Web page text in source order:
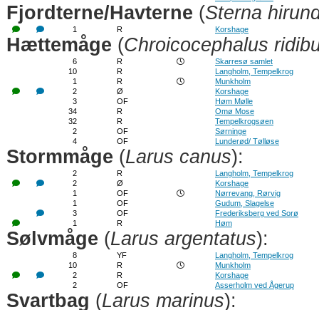
Fjordterne/Havterne (Sterna
1 R Korshage
Hættemåge (Chroicocephalus
6 R
Skarresø samlet
10
R
Langholm, Tempelkrog
1
R
Munkholm
2
Ø
Korshage
3
OF
Høm Mølle
34
R
Omø Mose
32
R
Tempelkrogsøen
2
OF
Sørninge
4
OF Lunderød/ Tølløse
Stormmåge (Larus canus):
2 R
Langholm, Tempelkrog
2
Ø
Korshage
1
OF
Nørrevang, Rørvig
1
OF
Gudum, Slagelse
3
OF
Frederiksberg ved Sorø
1
R Høm
Sølvmåge (Larus argentatus):
8 YF
Langholm, Tempelkrog
10
R
Munkholm
2
R
Korshage
2
OF Asserholm ved Ågerup
Svartbag (Larus marinus):